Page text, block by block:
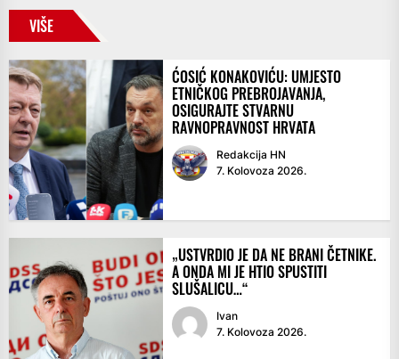
VIŠE
ĆOSIĆ KONAKOVIĆU: UMJESTO
ETNIČKOG PREBROJAVANJA,
OSIGURAJTE STVARNU
RAVNOPRAVNOST HRVATA
Redakcija HN
7. Kolovoza 2026.
„USTVRDIO JE DA NE BRANI ČETNIKE.
A ONDA MI JE HTIO SPUSTITI
SLUŠALICU…“
Ivan
7. Kolovoza 2026.